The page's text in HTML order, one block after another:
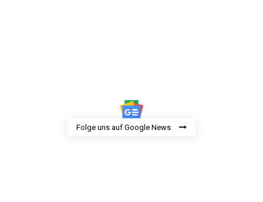
Folge uns auf Google News